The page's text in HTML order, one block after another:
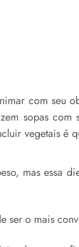
com seu
sopas
vegetais é
mas essa
ser o mais